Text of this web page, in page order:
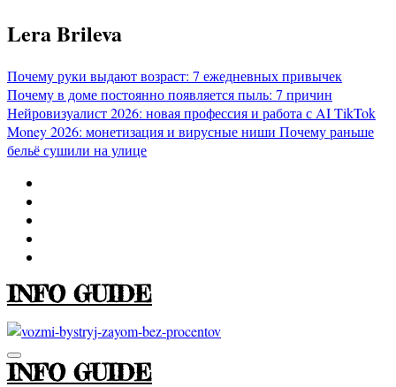
Перейти
к
Lera Brileva
Почему руки выдают возраст: 7 ежедневных привычек
Почему в доме постоянно появляется пыль: 7 причин
Нейровизуалист 2026: новая профессия и работа с AITikTok
Money 2026: монетизация и вирусные ниши Почему раньше
бельё сушили на улице
INFO GUIDE
INFO GUIDE